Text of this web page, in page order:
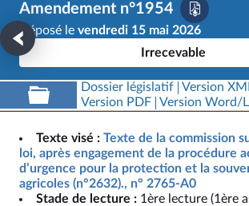
Amendement n°1954
Déposé le vendredi 15 mai 2026
Irrecevable
Dossier législatif Version
Version PDF
Version Word/
Texte visé : Texte de la commission
loi, après engagement de la procédure
d’urgence pour la protection et la
agricoles (n°2632)., n° 2765-A0
Stade de lecture : 1ère lecture (1ère